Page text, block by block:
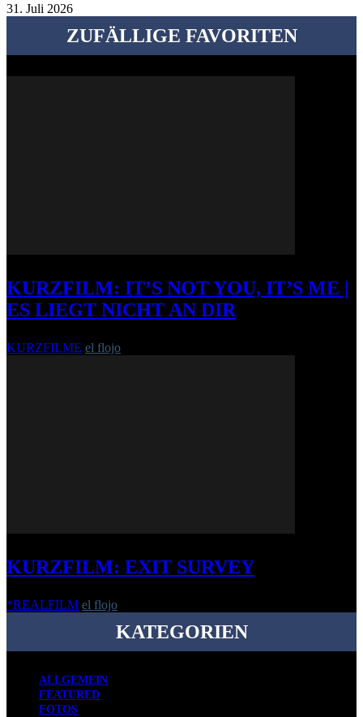
31. Juli 2026
ZUFÄLLIGE FAVORITEN
KURZFILM: IT’S NOT YOU, IT’S ME |
ES LIEGT NICHT AN DIR
KURZFILME el flojo
KURZFILM: EXIT SURVEY
*REALFILM el flojo
KATEGORIEN
ALLGEMEIN
FEATURED
FOTOS